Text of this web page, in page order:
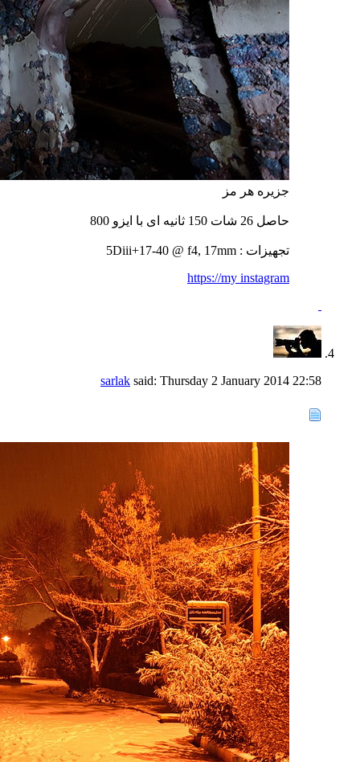
جزیره هر مز
حاصل 26 شات 150 ثانیه ای با ایزو 800
تجهیزات : 5Diii+17-40 @ f4, 17mm
https://my instagram
sarlak said: Thursday 2 January 2014 22:58